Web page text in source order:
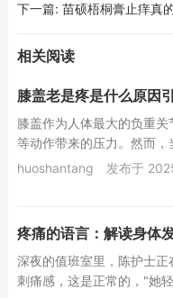
下一篇: 苗硕梧桐膏止痒真
相关阅读
膝盖老是疼是什么原因
膝盖作为人体最大的负重
等动作带来的压力。然而
质量，更可能是身体发出的
huoshantang 发布于
疼痛的语言：解读身体
深夜的值班室里，陈护士
刺痛感，这是正常的，"她